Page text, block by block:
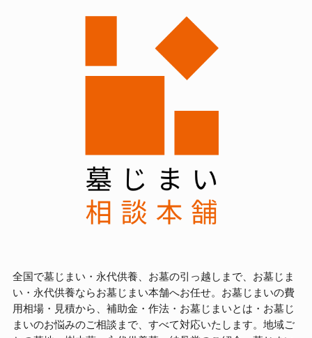
全国で墓じまい・永代供養、お墓の引っ越しまで、お墓じま
い・永代供養ならお墓じまい本舗へお任せ。お墓じまいの費
用相場・見積から、補助金・作法・お墓じまいとは・お墓じ
まいのお悩みのご相談まで、すべて対応いたします。地域ご